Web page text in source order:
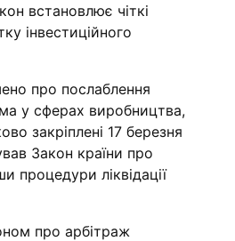
встановлює чіткі
інвестиційного
про послаблення
у сферах виробництва,
закріплені 17 березня
Закон країни про
ліквідації
про арбітраж